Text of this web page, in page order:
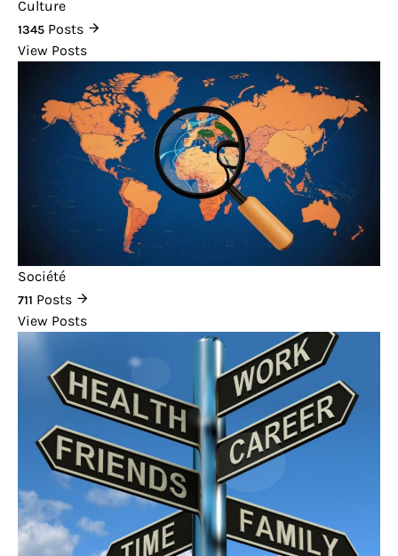
Culture
1345 Posts
View Posts
Société
711 Posts
View Posts